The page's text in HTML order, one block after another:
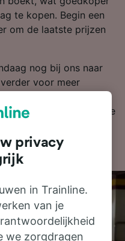
te kopen. Begin een
om de laatste prijzen
nog bij ons naar
voor meer
waarin je de
en tips over hoe
privacy
in Trainline.
van je
we zorgdragen